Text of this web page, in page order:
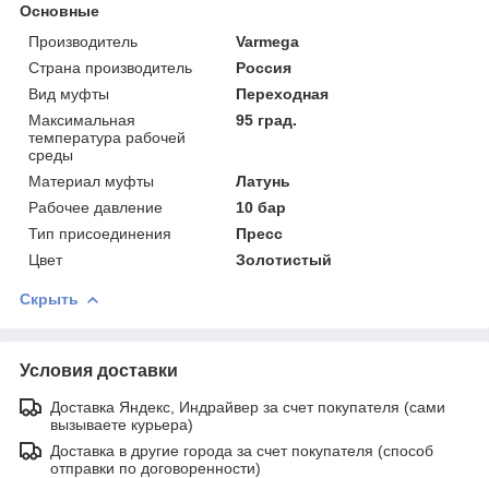
Основные
Производитель
Varmega
Страна производитель
Россия
Вид муфты
Переходная
Максимальная
температура рабочей
среды
95 град.
Материал муфты
Латунь
Рабочее давление
10 бар
Тип присоединения
Пресс
Цвет
Золотистый
Скрыть
Условия доставки
Доставка Яндекс, Индрайвер за счет покупателя (сами
вызываете курьера)
Доставка в другие города за счет покупателя (способ
отправки по договоренности)